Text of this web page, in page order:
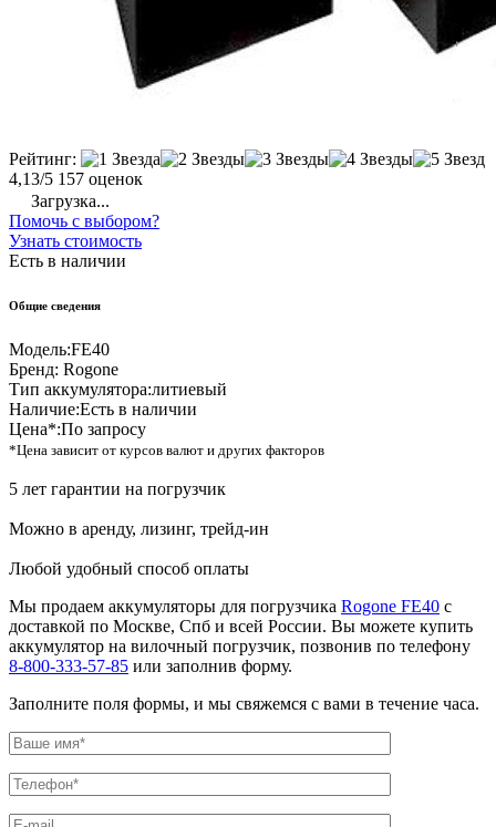
Рейтинг:
4,13/5 157 оценок
Загрузка...
Помочь с выбором?
Узнать стоимость
Есть в наличии
Общие сведения
Модель:FE40
Бренд: Rogone
Тип аккумулятора:литиевый
Наличие:Есть в наличии
Цена*:По запросу
*Цена зависит от курсов валют и других факторов
5 лет гарантии на погрузчик
Можно в аренду, лизинг, трейд-ин
Любой удобный способ оплаты
Мы продаем аккумуляторы для погрузчика Rogone FE40 с
доставкой по Москве, Спб и всей России. Вы можете купить
аккумулятор на вилочный погрузчик, позвонив по телефону
8-800-333-57-85 или заполнив форму.
Заполните поля формы, и мы свяжемся с вами в течение часа.